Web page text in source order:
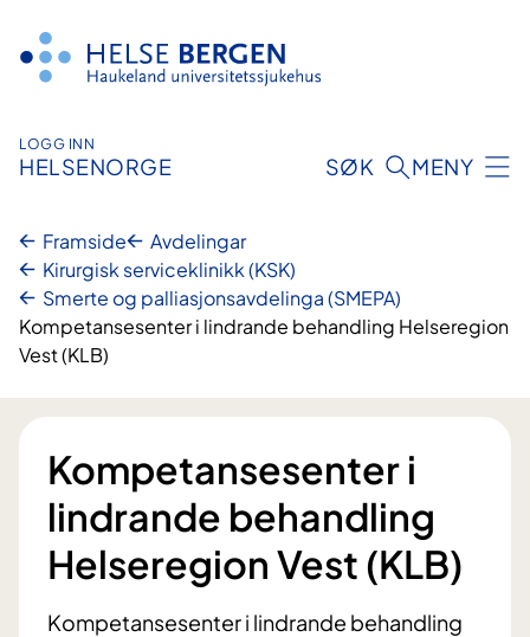
innhald
LOGG INN
HELSENORGE SØK MENY
Framside
Avdelingar
Kirurgisk serviceklinikk (KSK)
Smerte og palliasjonsavdelinga (SMEPA)
Kompetansesenter i lindrande behandling Helseregion
Vest (KLB)
Kompetansesenter i
lindrande behandling
Helseregion Vest (KLB)
Kompetansesenter i lindrande behandling